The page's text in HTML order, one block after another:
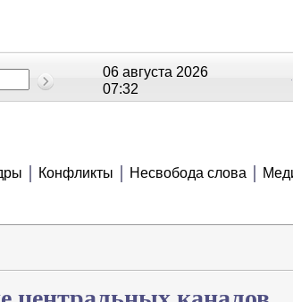
06 августа 2026
07:32
Конфликты Несвобода слова